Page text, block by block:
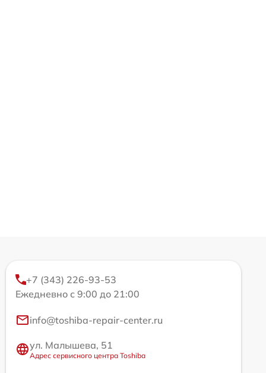
+7 (343) 226-93-53
Ежедневно с 9:00 до 21:00
info@toshiba-repair-center.ru
ул. Малышева, 51
Адрес сервисного центра Toshiba